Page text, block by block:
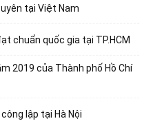
tại Việt Nam
chuẩn quốc gia tại TP.HCM
2019 của Thành phố Hồ Chí
lập tại Hà Nội